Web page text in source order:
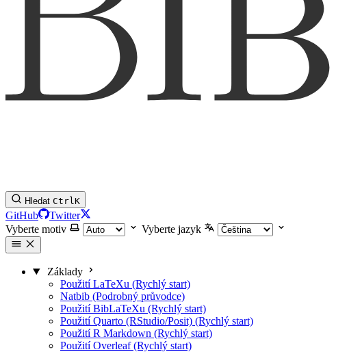
Hledat CtrlK
GitHub
Twitter
Vyberte motiv
Vyberte jazyk
Základy
Použití LaTeXu (Rychlý start)
Natbib (Podrobný průvodce)
Použití BibLaTeXu (Rychlý start)
Použití Quarto (RStudio/Posit) (Rychlý start)
Použití R Markdown (Rychlý start)
Použití Overleaf (Rychlý start)